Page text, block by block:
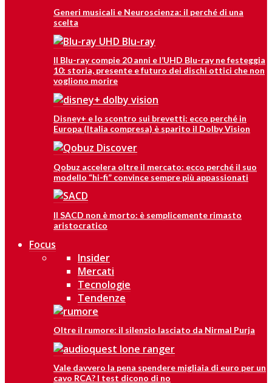
Generi musicali e Neuroscienza: il perché di una
scelta
Il Blu-ray compie 20 anni e l’UHD Blu-ray ne festeggia
10: storia, presente e futuro dei dischi ottici che non
vogliono morire
Disney+ e lo scontro sui brevetti: ecco perché in
Europa (Italia compresa) è sparito il Dolby Vision
Qobuz accelera oltre il mercato: ecco perché il suo
modello “hi-fi” convince sempre più appassionati
Il SACD non è morto: è semplicemente rimasto
aristocratico
Focus
Insider
Mercati
Tecnologie
Tendenze
Oltre il rumore: il silenzio lasciato da Nirmal Purja
Vale davvero la pena spendere migliaia di euro per un
cavo RCA? I test dicono di no